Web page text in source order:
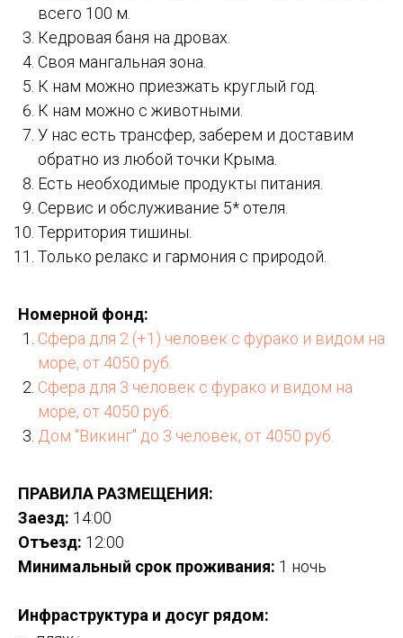
всего 100 м.
Кедровая баня на дровах.
Своя мангальная зона.
К нам можно приезжать круглый год.
К нам можно с животными.
У нас есть трансфер, заберем и доставим
обратно из любой точки Крыма.
Есть необходимые продукты питания.
Сервис и обслуживание 5* отеля.
Территория тишины.
Только релакс и гармония с природой.
Номерной фонд:
Сфера для 2 (+1) человек с фурако и видом на
море, от 4050 руб.
Сфера для 3 человек с фурако и видом на
море, от 4050 руб.
Дом "Викинг" до 3 человек, от 4050 руб.
ПРАВИЛА РАЗМЕЩЕНИЯ:
Заезд: 14:00
Отъезд: 12:00
Минимальный срок проживания: 1 ночь
Инфраструктура и досуг рядом: